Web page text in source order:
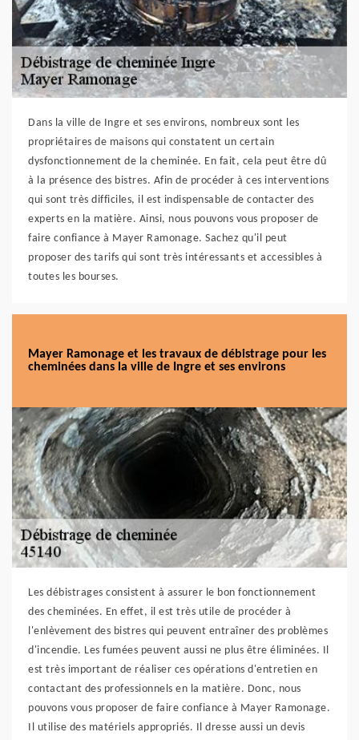
Dans la ville de Ingre et ses environs, nombreux sont les
propriétaires de maisons qui constatent un certain
dysfonctionnement de la cheminée. En fait, cela peut être dû
à la présence des bistres. Afin de procéder à ces interventions
qui sont très difficiles, il est indispensable de contacter des
experts en la matière. Ainsi, nous pouvons vous proposer de
faire confiance à Mayer Ramonage. Sachez qu'il peut
proposer des tarifs qui sont très intéressants et accessibles à
toutes les bourses.
Mayer Ramonage et les travaux de débistrage pour les
cheminées dans la ville de Ingre et ses environs
Les débistrages consistent à assurer le bon fonctionnement
des cheminées. En effet, il est très utile de procéder à
l'enlèvement des bistres qui peuvent entraîner des problèmes
d'incendie. Les fumées peuvent aussi ne plus être éliminées. Il
est très important de réaliser ces opérations d'entretien en
contactant des professionnels en la matière. Donc, nous
pouvons vous proposer de faire confiance à Mayer Ramonage.
Il utilise des matériels appropriés. Il dresse aussi un devis